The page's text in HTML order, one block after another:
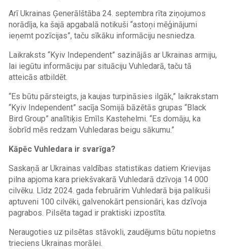
Arī Ukrainas Ģenerālštāba 24. septembra rīta ziņojumos
norādīja, ka šajā apgabalā notikuši “astoņi mēģinājumi
ieņemt pozīcijas”, taču sīkāku informāciju nesniedza.
Laikraksts “Kyiv Independent” sazinājās ar Ukrainas armiju,
lai iegūtu informāciju par situāciju Vuhledarā, taču tā
atteicās atbildēt.
“Es būtu pārsteigts, ja kaujas turpināsies ilgāk,” laikrakstam
“Kyiv Independent” sacīja Somijā bāzētās grupas “Black
Bird Group” analītiķis Emīls Kastehelmi. “Es domāju, ka
šobrīd mēs redzam Vuhledaras beigu sākumu.”
Kāpēc Vuhledara ir svarīga?
Saskaņā ar Ukrainas valdības statistikas datiem Krievijas
pilna apjoma kara priekšvakarā Vuhledarā dzīvoja 14 000
cilvēku. Līdz 2024. gada februārim Vuhledarā bija palikuši
aptuveni 100 cilvēki, galvenokārt pensionāri, kas dzīvoja
pagrabos. Pilsēta tagad ir praktiski izpostīta.
Neraugoties uz pilsētas stāvokli, zaudējums būtu nopietns
trieciens Ukrainas morālei.